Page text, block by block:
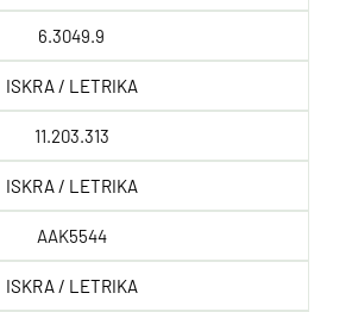
6.3049.9
ISKRA / LETRIKA
11.203.313
ISKRA / LETRIKA
AAK5544
ISKRA / LETRIKA